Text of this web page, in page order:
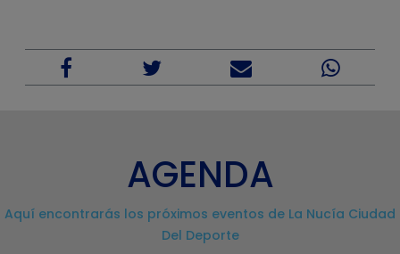
AGENDA
Aquí encontrarás los próximos eventos de La Nucía Ciudad
Del Deporte